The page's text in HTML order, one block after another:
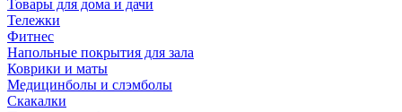
Товары для дома и дачи
Тележки
Фитнес
Напольные покрытия для зала
Коврики и маты
Медицинболы и слэмболы
Скакалки